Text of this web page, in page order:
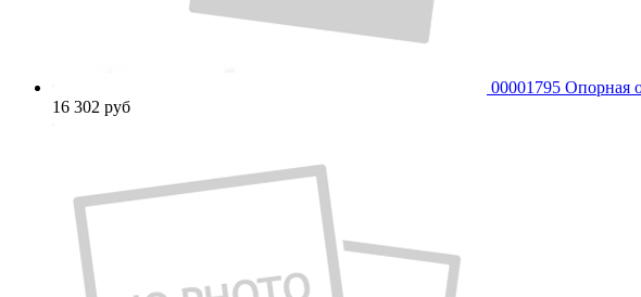
00001795 Опорная
16 302 руб